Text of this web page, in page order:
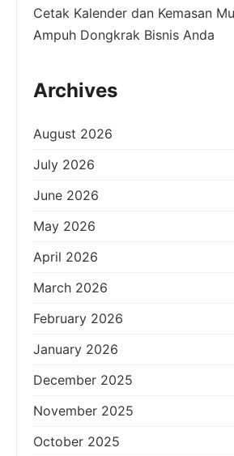
Cetak Kalender dan Kemasan
Ampuh Dongkrak Bisnis Anda
Archives
August 2026
July 2026
June 2026
May 2026
April 2026
March 2026
February 2026
January 2026
December 2025
November 2025
October 2025